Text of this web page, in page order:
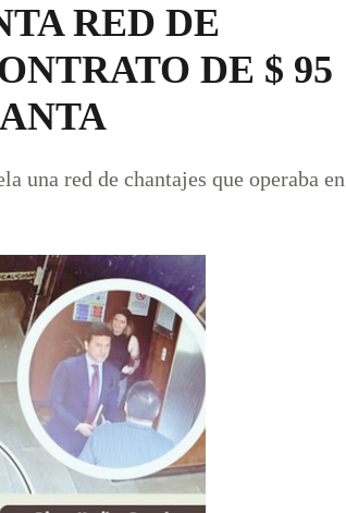
RED DE
DE $ 95
una red de chantajes que operaba en